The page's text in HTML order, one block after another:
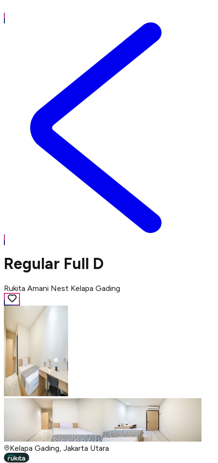
Regular Full D
Rukita Amani Nest Kelapa Gading
Kelapa Gading, Jakarta Utara